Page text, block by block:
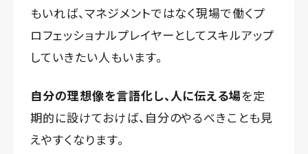
もいれば、マネジメントではなく現場で働くプ
ロフェッショナルプレイヤーとしてスキルアップ
していきたい人もいます。
自分の理想像を言語化し、人に伝える場を定
期的に設けておけば、自分のやるべきことも見
えやすくなります。